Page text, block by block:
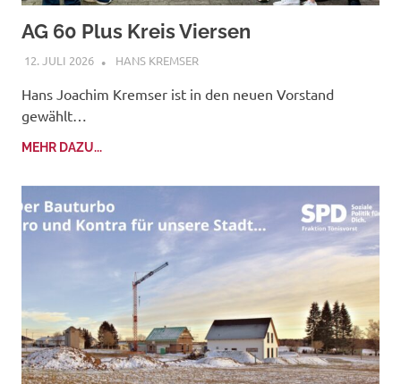
AG 60 Plus Kreis Viersen
12. JULI 2026 HANS KREMSER
Hans Joachim Kremser ist in den neuen Vorstand
gewählt…
MEHR DAZU...